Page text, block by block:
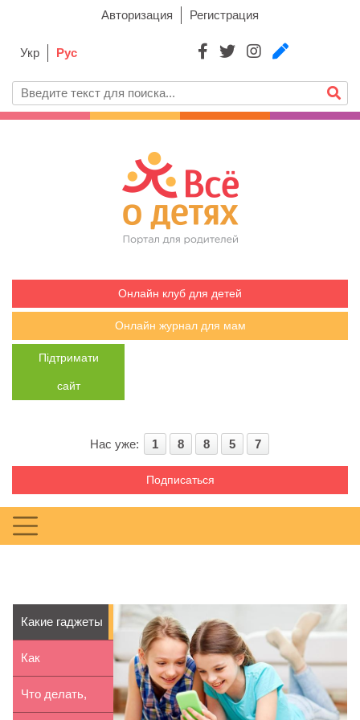
Авторизация Регистрация
Укр Рус
Онлайн клуб для детей
Онлайн журнал для мам
Підтримати
сайт
Нас уже: 1 8 8 5 7
Подписаться
Какие гаджеты
нужны
школьнику: ...
Как
организовать
Что делать,